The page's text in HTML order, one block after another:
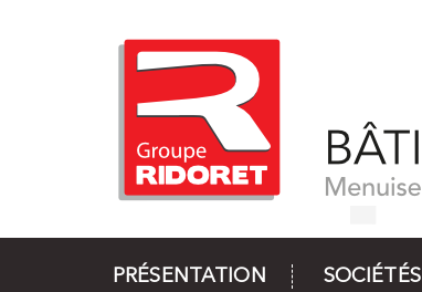
PRÉSENTATION SOCIÉTÉS